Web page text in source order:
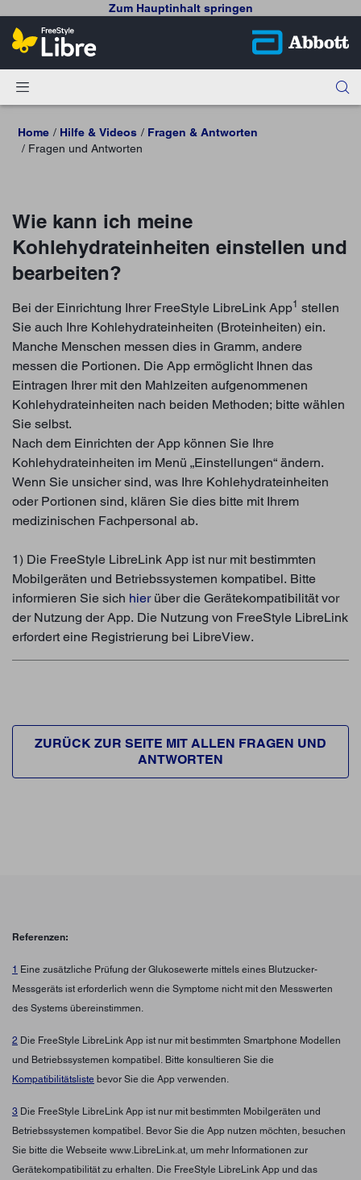
Zum Hauptinhalt springen
Home Hilfe & Videos
Fragen & Antworten
Fragen und Antworten
Wie kann ich meine
Kohlehydrateinheiten einstellen und
bearbeiten?
Bei der Einrichtung Ihrer FreeStyle LibreLink App1 stellen
Sie auch Ihre Kohlehydrateinheiten (Broteinheiten) ein.
Manche Menschen messen dies in Gramm, andere
messen die Portionen. Die App ermöglicht Ihnen das
Eintragen Ihrer mit den Mahlzeiten aufgenommenen
Kohlehydrateinheiten nach beiden Methoden; bitte wählen
Sie selbst.
Nach dem Einrichten der App können Sie Ihre
Kohlehydrateinheiten im Menü „Einstellungen“ ändern.
Wenn Sie unsicher sind, was Ihre Kohlehydrateinheiten
oder Portionen sind, klären Sie dies bitte mit Ihrem
medizinischen Fachpersonal ab.
1) Die FreeStyle LibreLink App ist nur mit bestimmten
Mobilgeräten und Betriebssystemen kompatibel. Bitte
informieren Sie sich hierüber die Gerätekompatibilität vor
der Nutzung der App. Die Nutzung von FreeStyle LibreLink
erfordert eine Registrierung bei LibreView.
ZURÜCK ZUR SEITE MIT ALLEN FRAGEN UND
ANTWORTEN
Referenzen:
1 Eine zusätzliche Prüfung der Glukosewerte mittels eines Blutzucker-
Messgeräts ist erforderlich wenn die Symptome nicht mit den Messwerten
des Systems übereinstimmen.
2 Die FreeStyle LibreLink App ist nur mit bestimmten Smartphone Modellen
und Betriebssystemen kompatibel. Bitte konsultieren Sie die
Kompatibilitätsliste bevor Sie die App verwenden.
3 Die FreeStyle LibreLink App ist nur mit bestimmten Mobilgeräten und
Betriebssystemen kompatibel. Bevor Sie die App nutzen möchten, besuchen
Sie bitte die Webseite www.LibreLink.at, um mehr Informationen zur
Gerätekompatibilität zu erhalten. Die FreeStyle LibreLink App und das